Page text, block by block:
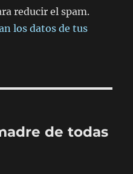
reducir el spam.
los datos de tus
de todas